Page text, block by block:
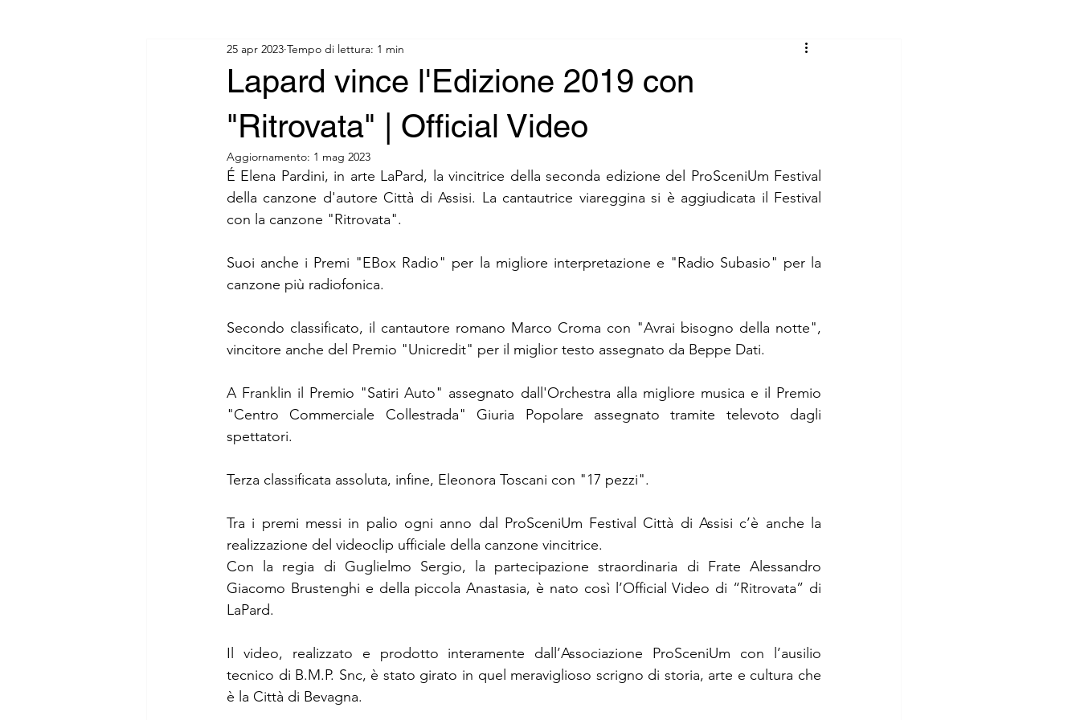
Lapard vince l'Edizione 2019 con
"Ritrovata" | Official Video
25 apr 2023 Tempo di lettura: 1 min
Aggiornamento: 1 mag 2023
É Elena Pardini, in arte LaPard, la vincitrice della seconda edizione del ProSceniUm Festival
della canzone d'autore Città di Assisi. La cantautrice viareggina si è aggiudicata il Festival
con la canzone "Ritrovata".
Suoi anche i Premi "EBox Radio" per la migliore interpretazione e "Radio Subasio" per la
canzone più radiofonica.
Secondo classificato, il cantautore romano Marco Croma con "Avrai bisogno della notte",
vincitore anche del Premio "Unicredit" per il miglior testo assegnato da Beppe Dati.
A Franklin il Premio "Satiri Auto" assegnato dall'Orchestra alla migliore musica e il Premio
"Centro Commerciale Collestrada" Giuria Popolare assegnato tramite televoto dagli
spettatori.
Terza classificata assoluta, infine, Eleonora Toscani con "17 pezzi".
Tra i premi messi in palio ogni anno dal ProSceniUm Festival Città di Assisi c’è anche la
realizzazione del videoclip ufficiale della canzone vincitrice.
Con la regia di Guglielmo Sergio, la partecipazione straordinaria di Frate Alessandro
Giacomo Brustenghi e della piccola Anastasia, è nato così l’Official Video di “Ritrovata” di
LaPard.
Il video, realizzato e prodotto interamente dall’Associazione ProSceniUm con l’ausilio
tecnico di B.M.P. Snc, è stato girato in quel meraviglioso scrigno di storia, arte e cultura che
è la Città di Bevagna.